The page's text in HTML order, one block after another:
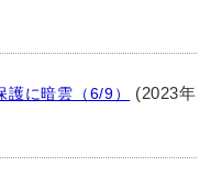
に暗雲（6/9）
(2023年